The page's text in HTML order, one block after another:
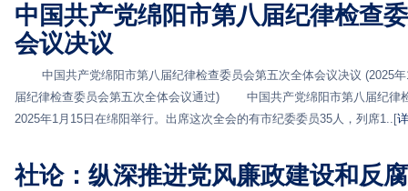
中国共产党绵阳市第八届纪律检查
会议决议
中国共产党绵阳市第八届纪律检查委员会第五次全体会议决议 (2025年
届纪律检查委员会第五次全体会议通过) 中国共产党绵阳市第八届纪律
2025年1月15日在绵阳举行。出席这次全会的有市纪委委员35人，列席1..[
社论：纵深推进党风廉政建设和反